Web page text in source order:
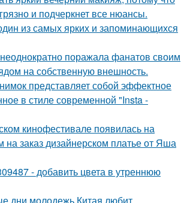
и подчеркнет все нюансы.
из самых ярких и запоминающихся
поражала фанатов своим
на собственную внешность.
представляет собой эффектное
в стиле современной "Insta -
кинофестивале появилась на
на заказ дизайнерском платье от Яша
- добавить цвета в утреннюю